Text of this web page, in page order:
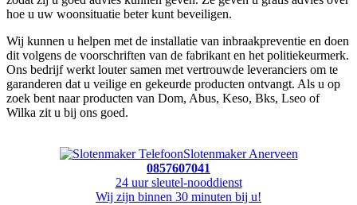
hoe u uw woonsituatie beter kunt beveiligen.
Wij kunnen u helpen met de installatie van inbraakpreventie en doen
dit volgens de voorschriften van de fabrikant en het politiekeurmerk.
Ons bedrijf werkt louter samen met vertrouwde leveranciers om te
garanderen dat u veilige en gekeurde producten ontvangt. Als u op
zoek bent naar producten van Dom, Abus, Keso, Bks, Lseo of
Wilka zit u bij ons goed.
Slotenmaker Anerveen
0857607041
24 uur sleutel-nooddienst
Wij zijn binnen 30 minuten bij u!